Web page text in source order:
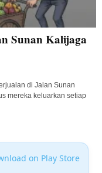
Sunan Kalijaga
di Jalan Sunan
mereka keluarkan setiap